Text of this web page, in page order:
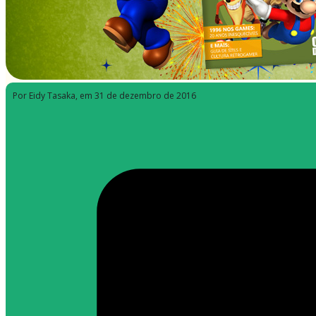
Por Eidy Tasaka, em 31 de dezembro de 2016